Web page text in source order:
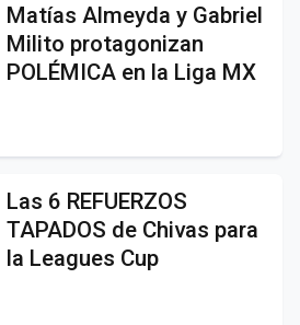
Matías Almeyda y Gabriel
Milito protagonizan
POLÉMICA en la Liga MX
Las 6 REFUERZOS
TAPADOS de Chivas para
la Leagues Cup